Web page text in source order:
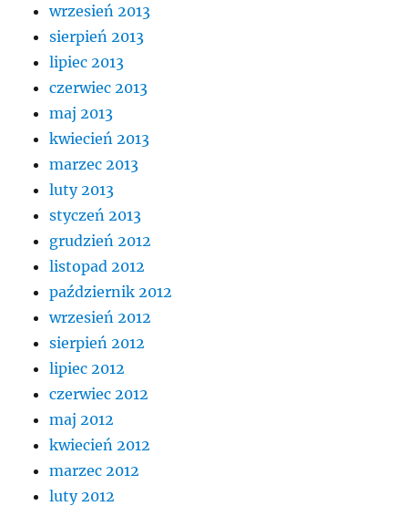
wrzesień 2013
sierpień 2013
lipiec 2013
czerwiec 2013
maj 2013
kwiecień 2013
marzec 2013
luty 2013
styczeń 2013
grudzień 2012
listopad 2012
październik 2012
wrzesień 2012
sierpień 2012
lipiec 2012
czerwiec 2012
maj 2012
kwiecień 2012
marzec 2012
luty 2012